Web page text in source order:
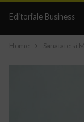
Editoriale Business
Home Sanatate si